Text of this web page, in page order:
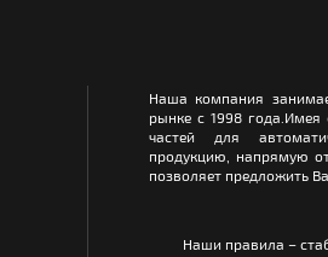
Наша компания
рынке с 1998
частей для
продукцию, напрямую
позволяет предложить
Наши правила –